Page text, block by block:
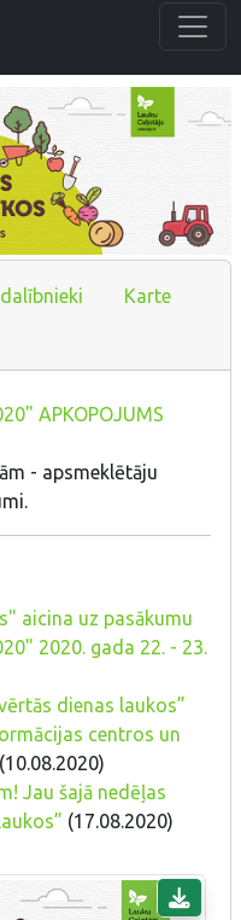
Karte
APKOPOJUMS
- apsmeklētāju
aicina uz pasākumu
2020. gada 22. - 23.
dienas laukos”
centros un
(10.08.2020)
Jau šajā nedēļas
(17.08.2020)